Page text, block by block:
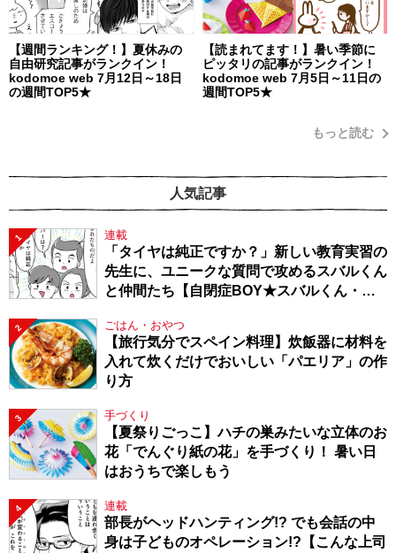
【週間ランキング！】夏休みの
自由研究記事がランクイン！
kodomoe web 7月12日～18日
の週間TOP5★
【読まれてます！】暑い季節に
ピッタリの記事がランクイン！
kodomoe web 7月5日～11日の
週間TOP5★
もっと読む
人気記事
1 連載
「タイヤは純正ですか？」新しい教育実習の
先生に、ユニークな質問で攻めるスバルくん
と仲間たち【自閉症BOY★スバルくん・
2 ごはん・おやつ
【旅行気分でスペイン料理】炊飯器に材料を
入れて炊くだけでおいしい「パエリア」の作
り方
3 手づくり
【夏祭りごっこ】ハチの巣みたいな立体のお
花「でんぐり紙の花」を手づくり！ 暑い日
はおうちで楽しもう
4 連載
部長がヘッドハンティング!? でも会話の中
身は子どものオペレーション!?【こんな上司